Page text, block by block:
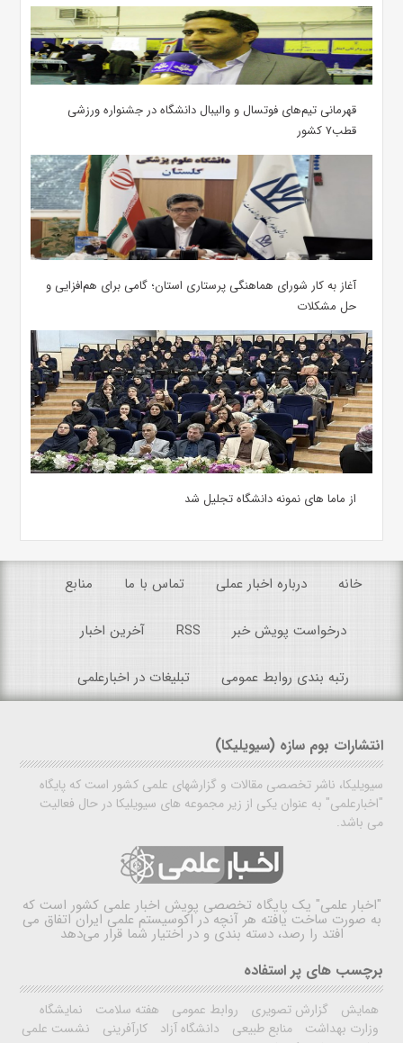
قهرمانی تیم‌های فوتسال و والیبال دانشگاه در جشنواره ورزشی
قطب۷ کشور
آغاز به کار شورای هماهنگی پرستاری استان؛ گامی برای هم‌افزایی و
حل مشکلات
از ماما های نمونه دانشگاه تجلیل شد
خانه درباره اخبار عملی تماس با ما منابع
درخواست پویش خبر RSS آخرین اخبار
رتبه بندی روابط عمومی تبلیغات در اخبارعلمی
انتشارات بوم سازه (سیویلیکا)
سیویلیکا، ناشر تخصصی مقالات و گزارشهای علمی کشور است که پایگاه
"اخبارعلمی" به عنوان یکی از زیر مجموعه های سیویلیکا در حال فعالیت
می باشد.
"اخبار علمی" یک پایگاه تخصصی پویش اخبار علمی کشور است که
به صورت ساخت یافته هر آنچه در اکوسیستم علمی ایران اتفاق می
افتد را رصد، دسته بندی و در اختیار شما قرار می‌دهد
برچسب های پر استفاده
همایش گزارش تصویری روابط عمومی هفته سلامت
نمایشگاه
وزارت بهداشت
منابع طبیعی دانشگاه آزاد کارآفرینی
نشست علمی